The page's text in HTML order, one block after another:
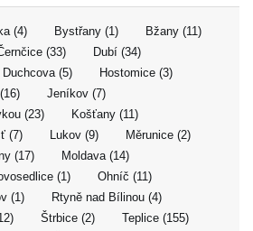
(4) Bystřany (1)
Bžany (11)
(33)
Dubí (34)
Duchcova (5)
Hostomice (3)
Jeníkov (7)
(23)
Košťany (11)
(7) Lukov (9)
Měrunice (2)
(17)
Moldava (14)
(1)
Ohníč (11)
(1)
Rtyně nad Bílinou (4)
Štrbice (2)
Teplice (155)